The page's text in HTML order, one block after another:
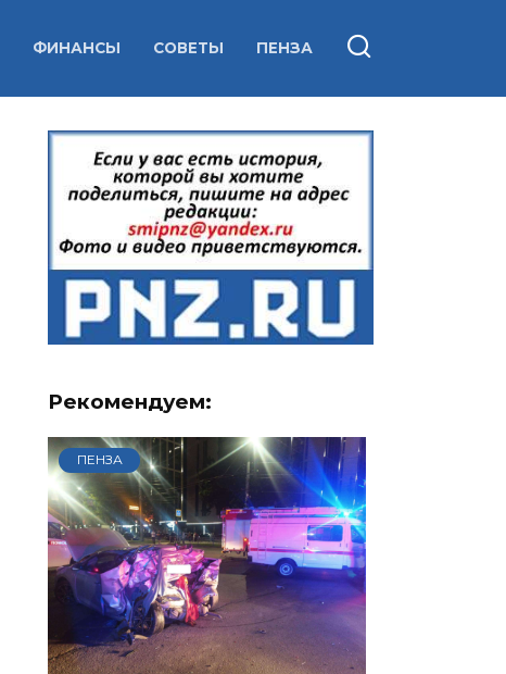
ФИНАНСЫ СОВЕТЫ ПЕНЗА
Рекомендуем:
ПЕНЗА